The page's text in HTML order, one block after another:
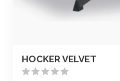
HOCKER VELVET